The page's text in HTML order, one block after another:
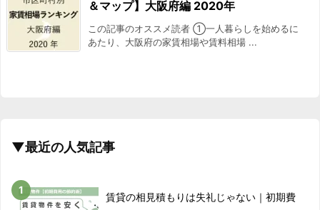
＆マップ】大阪府編 2020年
この記事のオススメ読者 ①一人暮らしを始めるに
あたり、大阪府の家賃相場や賃料相場 ...
▼最近の人気記事
賃貸の相見積もりは失礼じゃない｜初期費